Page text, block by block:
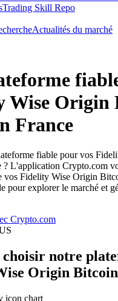
Trading Skill Repo
Actualités du marché
Wise Origin
France
fiable pour vos
? L'application Crypto.com
vos Fidelity Wise Origin
pour explorer le marché et
Crypto.com
notre
Origin